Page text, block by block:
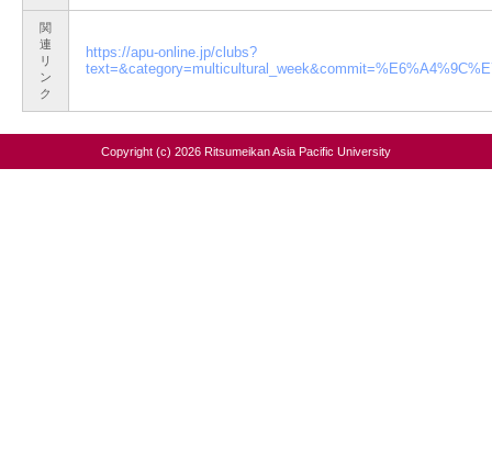
関
連
リ
ン
ク
https://apu-online.jp/clubs?
Copyright (c) 2026 Ritsumeikan Asia Pacific University